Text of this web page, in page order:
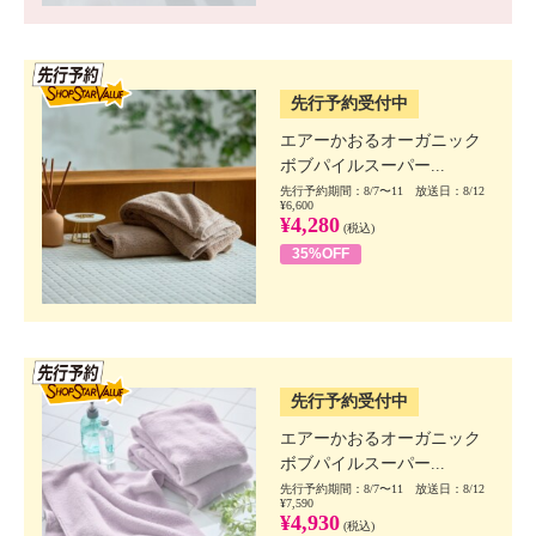
先行予約受付中
エアーかおるオーガニック
ボブパイルスーパー...
先行予約期間：8/7〜11 放送日：8/12
¥6,600
¥4,280 (税込)
35%OFF
先行予約受付中
エアーかおるオーガニック
ボブパイルスーパー...
先行予約期間：8/7〜11 放送日：8/12
¥7,590
¥4,930 (税込)